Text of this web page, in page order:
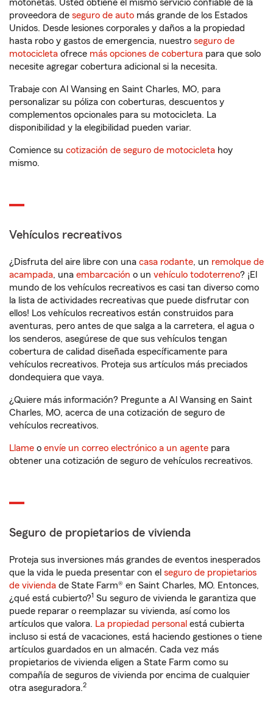
motonetas. Usted obtiene el mismo servicio confiable de la
proveedora de seguro de auto más grande de los Estados
Unidos. Desde lesiones corporales y daños a la propiedad
hasta robo y gastos de emergencia, nuestro seguro de
motocicleta ofrece más opciones de cobertura para que solo
necesite agregar cobertura adicional si la necesita.
Trabaje con Al Wansing en Saint Charles, MO, para
personalizar su póliza con coberturas, descuentos y
complementos opcionales para su motocicleta. La
disponibilidad y la elegibilidad pueden variar.
Comience su cotización de seguro de motocicleta hoy
mismo.
Vehículos recreativos
¿Disfruta del aire libre con una casa rodante, un remolque de
acampada, una embarcación o un vehículo todoterreno? ¡El
mundo de los vehículos recreativos es casi tan diverso como
la lista de actividades recreativas que puede disfrutar con
ellos! Los vehículos recreativos están construidos para
aventuras, pero antes de que salga a la carretera, el agua o
los senderos, asegúrese de que sus vehículos tengan
cobertura de calidad diseñada específicamente para
vehículos recreativos. Proteja sus artículos más preciados
dondequiera que vaya.
¿Quiere más información? Pregunte a Al Wansing en Saint
Charles, MO, acerca de una cotización de seguro de
vehículos recreativos.
Llame o envíe un correo electrónico a un agente para
obtener una cotización de seguro de vehículos recreativos.
Seguro de propietarios de vivienda
Proteja sus inversiones más grandes de eventos inesperados
que la vida le pueda presentar con el seguro de propietarios
de vivienda de State Farm® en Saint Charles, MO. Entonces,
¿qué está cubierto?1 Su seguro de vivienda le garantiza que
puede reparar o reemplazar su vivienda, así como los
artículos que valora. La propiedad personal está cubierta
incluso si está de vacaciones, está haciendo gestiones o tiene
artículos guardados en un almacén. Cada vez más
propietarios de vivienda eligen a State Farm como su
compañía de seguros de vivienda por encima de cualquier
otra aseguradora.2